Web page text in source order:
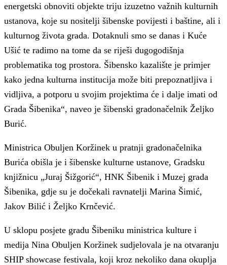
energetski obnoviti objekte triju izuzetno važnih kulturnih
ustanova, koje su nositelji šibenske povijesti i baštine, ali i
kulturnog života grada. Dotaknuli smo se danas i Kuće
Ušić te radimo na tome da se riješi dugogodišnja
problematika tog prostora. Šibensko kazalište je primjer
kako jedna kulturna institucija može biti prepoznatljiva i
vidljiva, a potporu u svojim projektima će i dalje imati od
Grada Šibenika“, naveo je šibenski gradonačelnik Željko
Burić.
Ministrica Obuljen Koržinek u pratnji gradonačelnika
Burića obišla je i šibenske kulturne ustanove, Gradsku
knjižnicu „Juraj Šižgorić“, HNK Šibenik i Muzej grada
Šibenika, gdje su je dočekali ravnatelji Marina Šimić,
Jakov Bilić i Željko Krnčević.
U sklopu posjete gradu Šibeniku ministrica kulture i
medija Nina Obuljen Koržinek sudjelovala je na otvaranju
SHIP showcase festivala, koji kroz nekoliko dana okuplja